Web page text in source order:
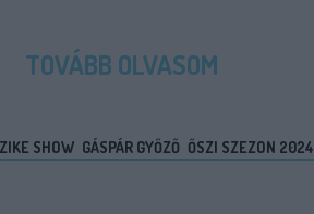
TOVÁBB OLVASOM
SHOW GÁSPÁR GYŐZŐ ŐSZI SZEZON 2024